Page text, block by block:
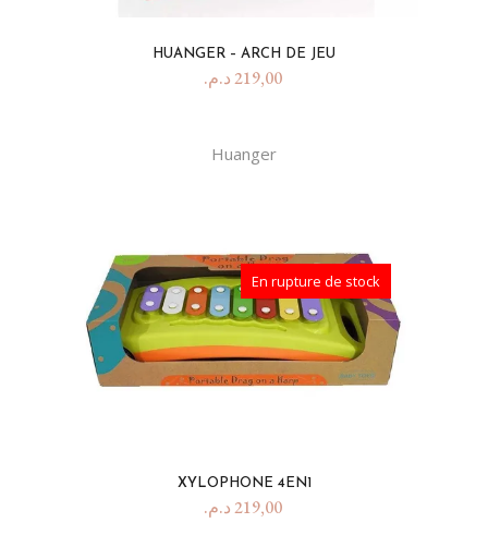
HUANGER – ARCH DE JEU
219,00د.م.
Huanger
En rupture de stock
XYLOPHONE 4EN1
219,00د.م.